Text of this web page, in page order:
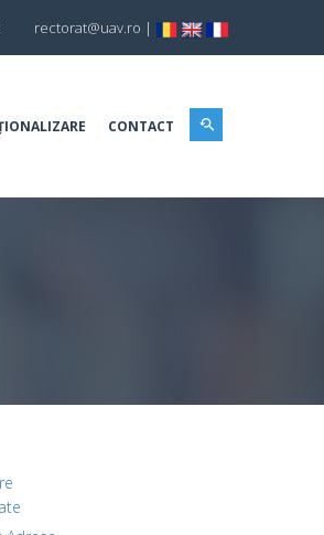
rectorat@uav.ro |
CONTACT